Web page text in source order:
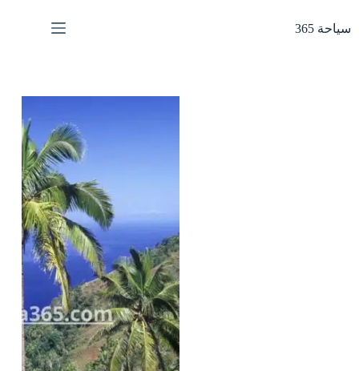
المحتوى
سياحة 365